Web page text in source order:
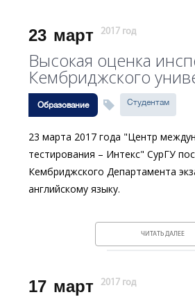
23 март 2017 год
Высокая оценка
Кембриджского
Образование Студентам
23 марта 2017 года "Центр
тестирования – Интекс" СурГУ
Кембриджского Департамента
английскому языку.
ЧИТАТЬ ДАЛЕЕ
17 март 2017 год